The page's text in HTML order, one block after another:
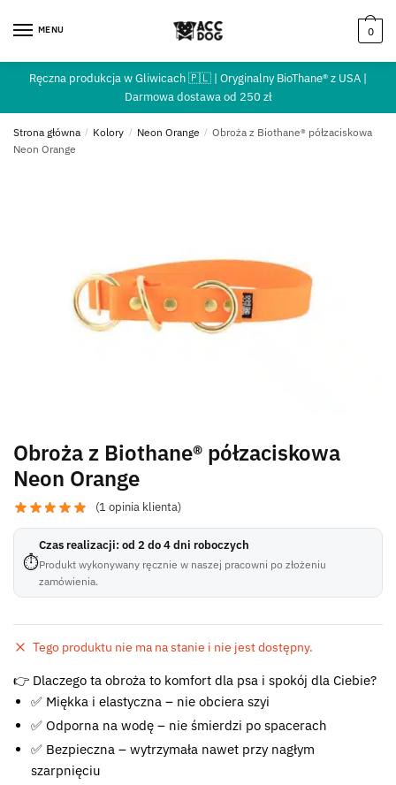
MENU 0
Ręczna produkcja w Gliwicach 🇵🇱 | Oryginalny BioThane® z USA |
Darmowa dostawa od 250 zł
Strona główna / Kolory / Neon Orange / Obroża z Biothane® półzaciskowa
Neon Orange
Obroża z Biothane® półzaciskowa
Neon Orange
(1 opinia klienta)
⏱
Czas realizacji: od 2 do 4 dni roboczych
Produkt wykonywany ręcznie w naszej pracowni po złożeniu
zamówienia.
Tego produktu nie ma na stanie i nie jest dostępny.
Błąd:Brak formularza kontaktowego.
👉 Dlaczego ta obroża to komfort dla psa i spokój dla Ciebie?
✅ Miękka i elastyczna – nie obciera szyi
✅ Odporna na wodę – nie śmierdzi po spacerach
✅ Bezpieczna – wytrzymała nawet przy nagłym
szarpnięciu